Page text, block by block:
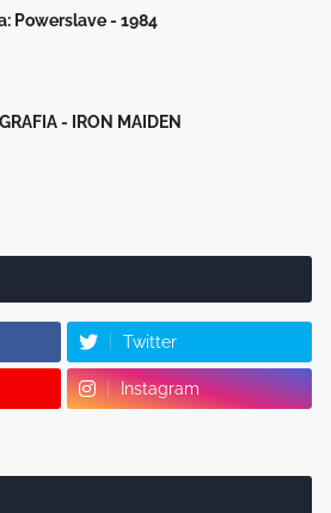
Powerslave - 1984
- IRON MAIDEN
Twitter
Instagram